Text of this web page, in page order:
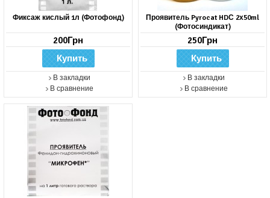
Фиксаж кислый 1л (Фотофонд)
200Грн
В закладки
В сравнение
Проявитель Pyrocat HDС 2х50ml
(Фотосиндикат)
250Грн
В закладки
В сравнение